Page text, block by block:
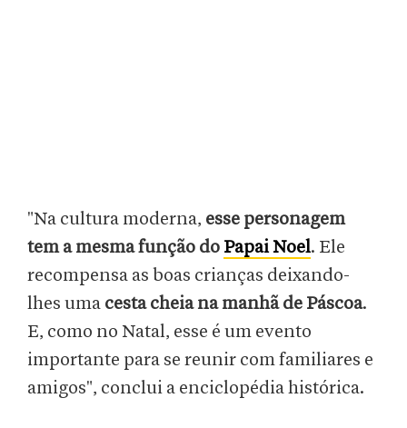
"Na cultura moderna, esse personagem
tem a mesma função do Papai Noel. Ele
recompensa as boas crianças deixando-
lhes uma cesta cheia na manhã de Páscoa.
E, como no Natal, esse é um evento
importante para se reunir com familiares e
amigos", conclui a enciclopédia histórica.